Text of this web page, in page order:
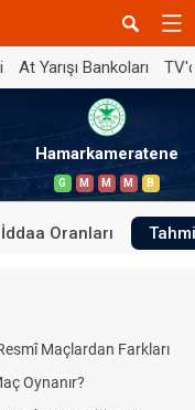
At Yarışı Bankoları
Hamarkameratene
G M M M B
İddaa Oranları
Maçlardan Farkları
Oynanır?